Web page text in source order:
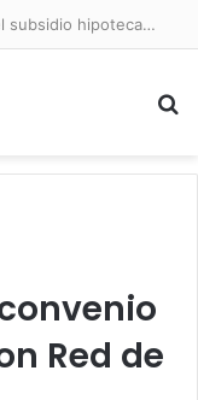
Diputado Sabat celebra ampliación del subsidio hipotecario con viviendas de hasta 6.000 UF
Red de